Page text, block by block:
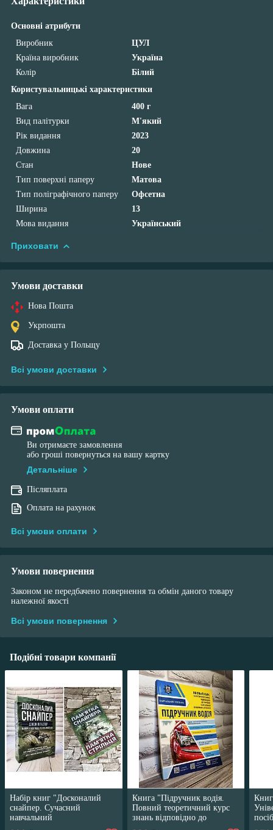
Основні атрибути
Виробник
ЦУЛ
Країна виробник
Україна
Колір
Білий
Користувальницькі характеристики
Вага
400 г
Вид палітурки
М'який
Рік видання
2023
Довжина
20
Стан
Нове
Тип поверхні паперу
Матова
Тип поліграфічного паперу
Офсетна
Ширина
13
Мова видання
Український
Приховати
Умови доставки
Нова Пошта
Укрпошта
Доставка у Польщу
Всі умови доставки
Умови оплати
Ви отримаєте замовлення
або гроші повернуться на вашу картку
Детальніше
Післяплата
Оплата на рахунок
Всі умови оплати
Умови повернення
Законом не передбачено повернення та обмін даного товару
належної якості
Всі умови повернення
Подібні товари компанії
Набір книг "Досконалий
снайпер. Сучасний
навчальний
Книга "Підручник водія.
Повний теоретичний курс
знань відповідно до